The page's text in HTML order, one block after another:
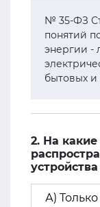
№ 35-ФЗ
понятий
энергии -
бытовых
2. На какие
А)